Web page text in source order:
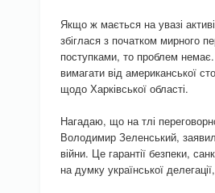
Якщо ж мається на увазі
збіглася з початком мирного
поступками, то проблем
вимагати від американської
щодо Харківської області.
Нагадаю, що на тлі
Володимир Зеленський,
війни. Це гарантії безпеки,
на думку української